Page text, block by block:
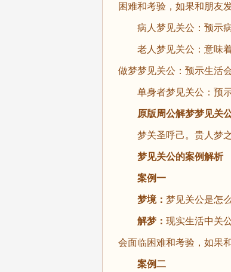
困难和考验，如果和朋友
病人梦见关公：预示病
老人梦见关公：意味着
做梦梦见关公：预示生活
单身者梦见关公：预示
原版周公解梦梦见关
梦关圣呼己。贵人梦之
梦见关公的案例解析
案例一
梦境： 梦见关公是怎
解梦： 现实生活中关
会面临困难和考验，如果
案例二